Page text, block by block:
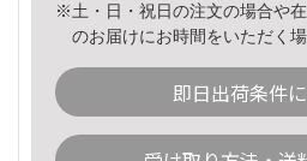
※土・日・祝日の注文の場合や
のお届けにお時間をいただく
即日出荷条件